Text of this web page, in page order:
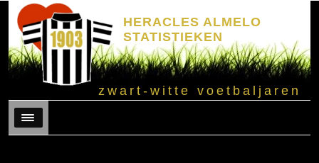
HERACLES ALMELO
STATISTIEKEN
zwart-witte voetbaljaren
Menu